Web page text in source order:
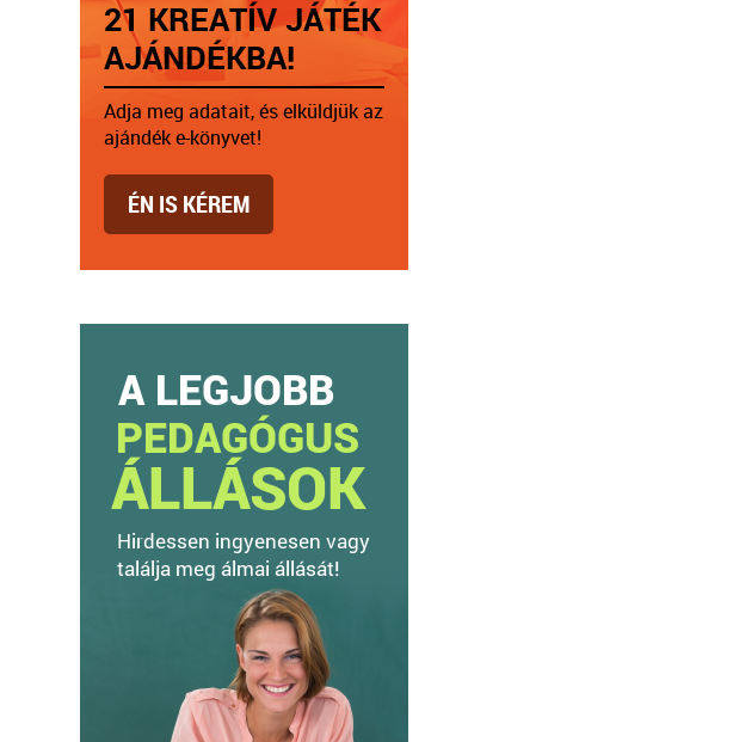
21 KREATÍV JÁTÉK
AJÁNDÉKBA!
Adja meg adatait, és elküldjük az
ajándék e-könyvet!
ÉN IS KÉREM